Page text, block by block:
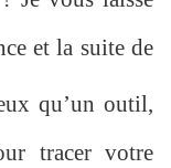
et la suite de
qu’un outil,
tracer votre